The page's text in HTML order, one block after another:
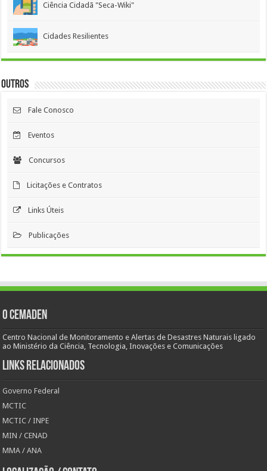
Ciência Cidadã "Seca-Wiki"
Cidades Resilientes
Outros
Fale Conosco
Eventos
Concursos
Licitações e Contratos
Links Úteis
Publicações
O Cemaden
Centro Nacional de Monitoramento e Alertas de Desastres Naturais ligado
ao Ministério da Ciência, Tecnologia, Inovações e Comunicações
Links Relacionados
Governo Federal
MCTIC
MCTIC / INPE
MIN / CENAD
MMA / ANA